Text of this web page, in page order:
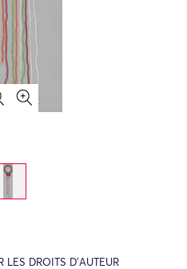
DROITS D’AUTEUR